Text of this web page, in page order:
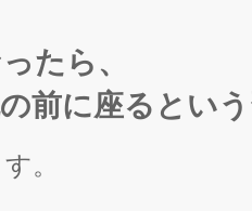
たら、
前に座るとい
。